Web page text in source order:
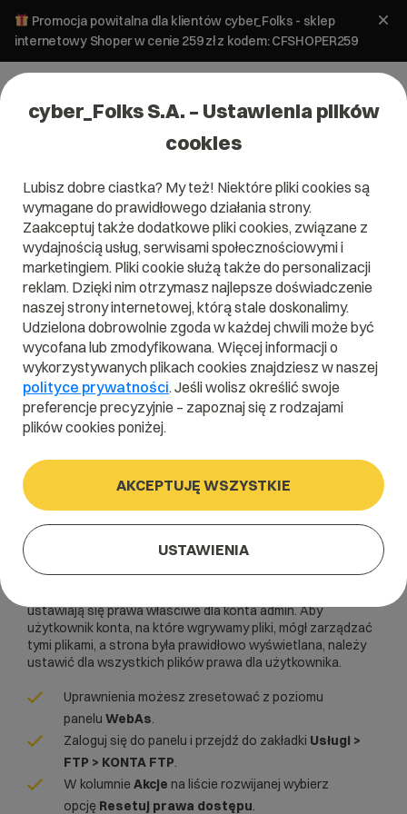
Promocja powitalna dla klientów cyber_Folks - sklep
internetowy Shoper w cenie 259 zł z kodem: CFSHOPER259
Pomoc»Serwery»FTP»Jak zmienić prawa (właściciela)
plików na koncie FTP jeśli wgrałem/am strony przez konto
admin (shell)?
Jak zmienić prawa (właściciela)
plików na koncie FTP jeśli
wgrałem/am strony przez konto
admin (shell)?
Serwer WebAs FTP
Jeśli wgrywamy strony na wybrane konto FTP przez
ustawiają się prawa właściwe dla konta admin. Aby
użytkownik konta, na które wgrywamy pliki, mógł zarządzać
tymi plikami, a strona była prawidłowo wyświetlana, należy
ustawić dla wszystkich plików prawa dla użytkownika.
Uprawnienia możesz zresetować z poziomu
panelu WebAs.
Zaloguj się do panelu i przejdź do zakładki Usługi >
FTP > KONTA FTP.
W kolumnie Akcje na liście rozwijanej wybierz
opcję Resetuj prawa dostępu.
cyber_Folks S.A. – Ustawienia plików
cookies
Lubisz dobre ciastka? My też! Niektóre pliki cookies są
wymagane do prawidłowego działania strony.
Zaakceptuj także dodatkowe pliki cookies, związane z
wydajnością usług, serwisami społecznościowymi i
marketingiem. Pliki cookie służą także do personalizacji
reklam. Dzięki nim otrzymasz najlepsze doświadczenie
naszej strony internetowej, którą stale doskonalimy.
Udzielona dobrowolnie zgoda w każdej chwili może być
wycofana lub zmodyfikowana. Więcej informacji o
wykorzystywanych plikach cookies znajdziesz w naszej
polityce prywatności. Jeśli wolisz określić swoje
preferencje precyzyjnie – zapoznaj się z rodzajami
plików cookies poniżej.
AKCEPTUJĘ WSZYSTKIE
USTAWIENIA